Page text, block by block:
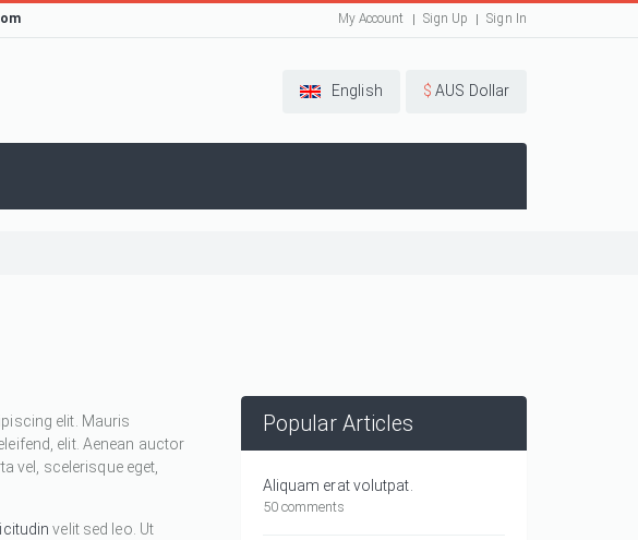
My Account Sign Up Sign In
English $ AUS Dollar
elit. Mauris
elit. Aenean auctor
vel, scelerisque eget,
velit sed leo. Ut
Popular Articles
Aliquam erat volutpat.
50 comments